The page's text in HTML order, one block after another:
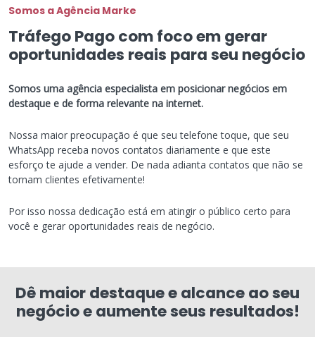
Somos a Agência Marke
Tráfego Pago com foco em gerar
oportunidades reais para seu negócio
Somos uma agência especialista em posicionar negócios em
destaque e de forma relevante na internet.
Nossa maior preocupação é que seu telefone toque, que seu
WhatsApp receba novos contatos diariamente e que este
esforço te ajude a vender. De nada adianta contatos que não se
tornam clientes efetivamente!
Por isso nossa dedicação está em atingir o público certo para
você e gerar oportunidades reais de negócio.
Dê maior destaque e alcance ao seu
negócio e aumente seus resultados!